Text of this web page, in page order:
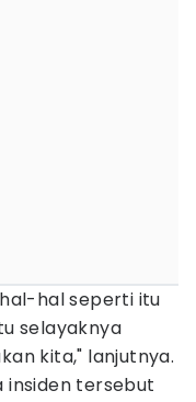
hal seperti itu
selayaknya
kita," lanjutnya.
insiden tersebut